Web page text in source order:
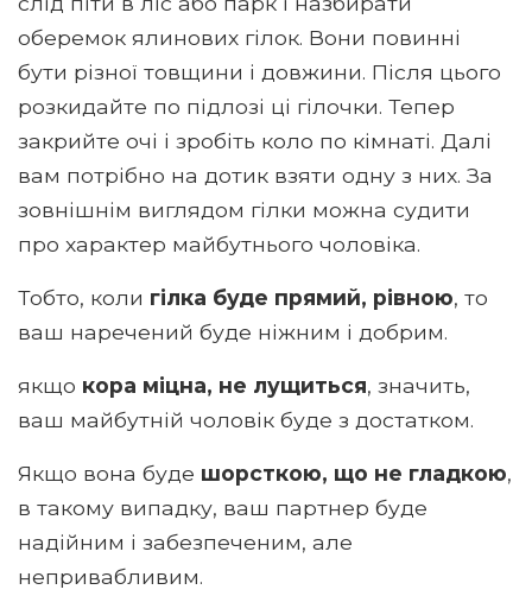
оберемок ялинових гілок. Вони повинні
бути різної товщини і довжини. Після цього
розкидайте по підлозі ці гілочки. Тепер
закрийте очі і зробіть коло по кімнаті. Далі
вам потрібно на дотик взяти одну з них. За
зовнішнім виглядом гілки можна судити
про характер майбутнього чоловіка.
Тобто, коли гілка буде прямий, рівною, то
ваш наречений буде ніжним і добрим.
якщо кора міцна, не лущиться, значить,
ваш майбутній чоловік буде з достатком.
Якщо вона буде шорсткою, що не гладкою,
в такому випадку, ваш партнер буде
надійним і забезпеченим, але
непривабливим.